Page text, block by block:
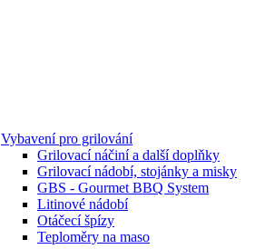
Vybavení pro grilování
Grilovací náčiní a další doplňky
Grilovací nádobí, stojánky a misky
GBS - Gourmet BBQ System
Litinové nádobí
Otáčecí špízy
Teploměry na maso